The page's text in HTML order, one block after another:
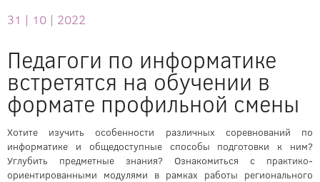
31 | 10 | 2022
Педагоги по информатике
встретятся на обучении в
формате профильной смены
Хотите изучить особенности различных соревнований по
информатике и общедоступные способы подготовки к ним?
Углубить предметные знания? Ознакомиться с практико-
ориентированными модулями в рамках работы регионального